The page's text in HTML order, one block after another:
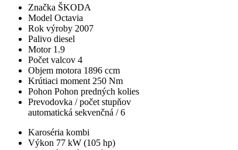
Značka ŠKODA
Model Octavia
Rok výroby 2007
Palivo diesel
Motor 1.9
Počet valcov 4
Objem motora 1896 ccm
Krútiaci moment 250 Nm
Pohon Pohon predných kolies
Prevodovka / počet stupňov
automatická sekvenčná / 6
Karoséria kombi
Výkon 77 kW (105 hp)